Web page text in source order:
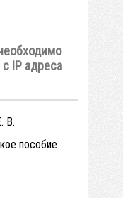
IP адреса
В.
пособие